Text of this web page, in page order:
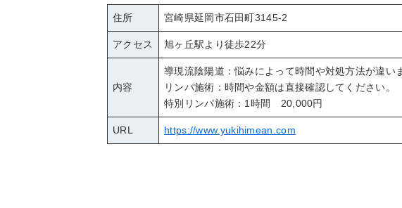
住所 宮崎県延岡市石田町3145-2
アクセス 旭ヶ丘駅より徒歩22分
内容
導現流陰陽道：悩みによって時間や対処方法が違い
リンパ施術：時間や金額は直接確認してください。
特別リンパ施術：1時間 20,000円
URL https://www.yukihimean.com